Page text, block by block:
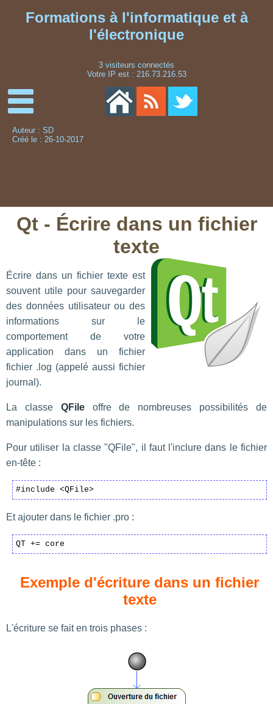
Formations à l'informatique et à
l'électronique
3 visiteurs connectés
Votre IP est : 216.73.216.53
Auteur : SD
Créé le : 26-10-2017
Qt - Écrire dans un fichier
texte
Écrire dans un fichier texte est
souvent utile pour sauvegarder
des données utilisateur ou des
informations sur le
comportement de votre
application dans un fichier
fichier .log (appelé aussi fichier
journal).
La classe QFileoffre de nombreuses possibilités de
manipulations sur les fichiers.
Pour utiliser la classe "QFile", il faut l'inclure dans le fichier
en-tête :
#include <QFile>
Et ajouter dans le fichier .pro :
QT += core
Exemple d'écriture dans un fichier
texte
L'écriture se fait en trois phases :